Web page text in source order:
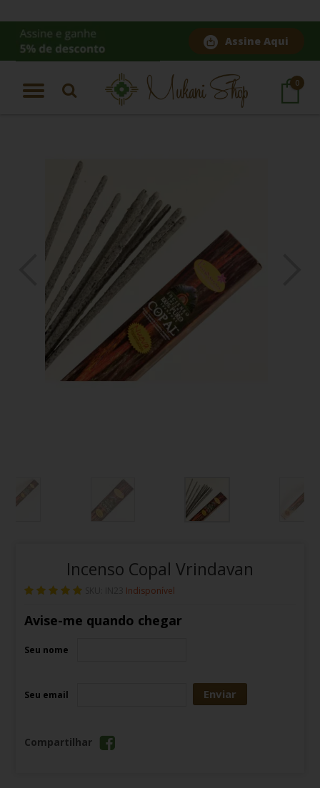
Assine Aqui
0
Página Inicial | Incenso Copal Vrindavan
Incenso Copal Vrindavan
Indisponível
Avise-me quando chegar
Seu nome
Seu email Enviar
Compartilhar